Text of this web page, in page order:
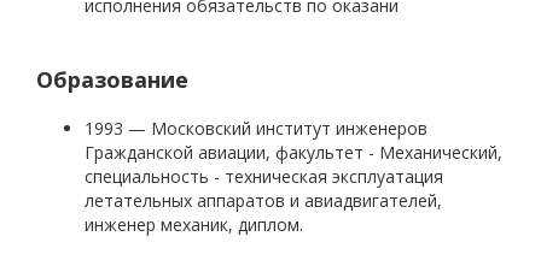
исполнения обязательств по оказани
Образование
1993 — Московский институт инженеров
Гражданской авиации, факультет - Механический,
специальность - техническая эксплуатация
летательных аппаратов и авиадвигателей,
инженер механик, диплом.